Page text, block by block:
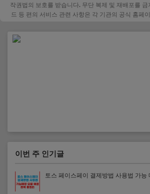
작권법의 보호를 받습니다. 무단 복제 및 재배포를 금
드 등 편의 서비스 관련 사항은 각 기관의 공식 홈페
이번 주 인기글
토스 페이스페이 결제방법 사용법 가능